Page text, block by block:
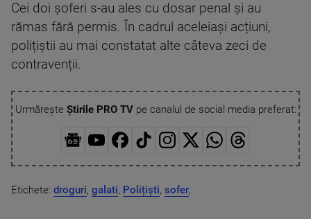
Cei doi șoferi s-au ales cu dosar penal și au
rămas fără permis. În cadrul aceleiași acțiuni,
polițiștii au mai constatat alte câteva zeci de
contravenții.
Urmărește Știrile PRO TVpe canalul de social media preferat:
Etichete: droguri, galati, Polițiști, sofer,